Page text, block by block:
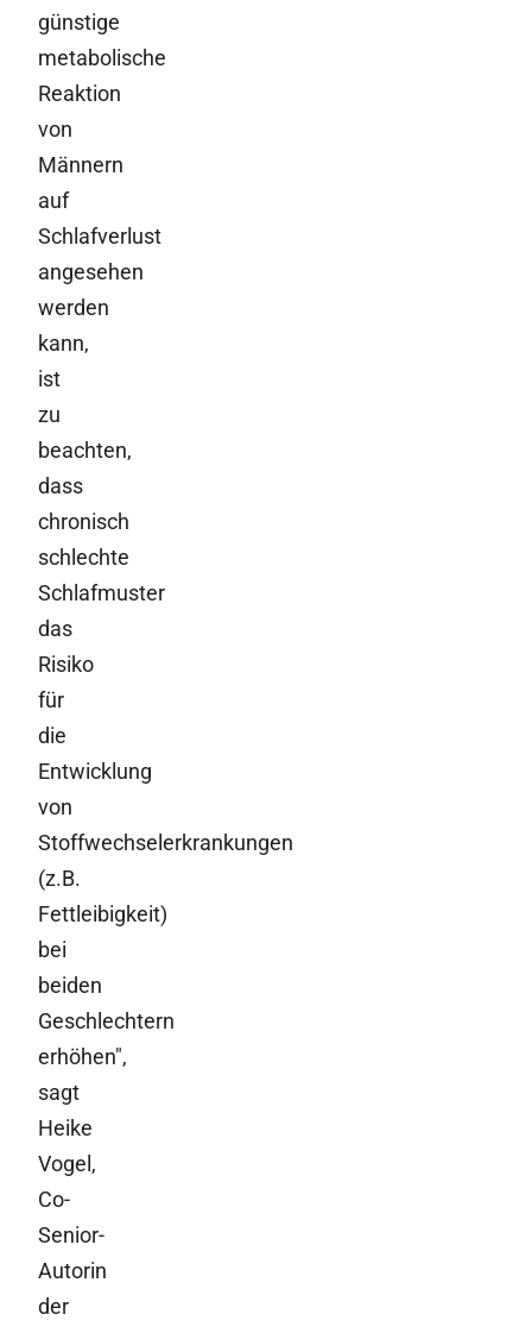
günstige
metabolische
Reaktion
von
Männern
auf
Schlafverlust
angesehen
werden
kann,
ist
zu
beachten,
dass
chronisch
schlechte
Schlafmuster
das
Risiko
für
die
Entwicklung
von
Stoffwechselerkrankungen
(z.B.
Fettleibigkeit)
bei
beiden
Geschlechtern
erhöhen",
sagt
Heike
Vogel,
Co-
Senior-
Autorin
der